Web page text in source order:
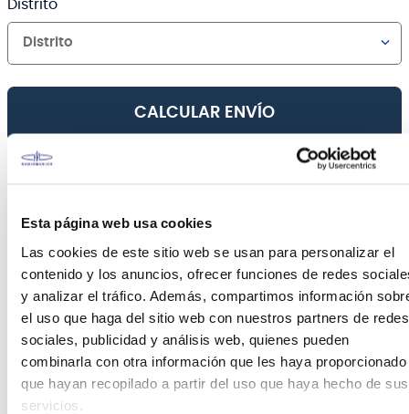
Esta página web usa cookies
Las cookies de este sitio web se usan para personalizar el
contenido y los anuncios, ofrecer funciones de redes
y analizar el tráfico. Además, compartimos información
el uso que haga del sitio web con nuestros partners de redes
sociales, publicidad y análisis web, quienes pueden
combinarla con otra información que les haya proporcionado
que hayan recopilado a partir del uso que haya hecho de sus
servicios.
Distrito
Distrito
CALCULAR ENVÍO
+51 977 624 112 +51 977 624 112
CARACTERÍSTICAS DEL PRODUCTO